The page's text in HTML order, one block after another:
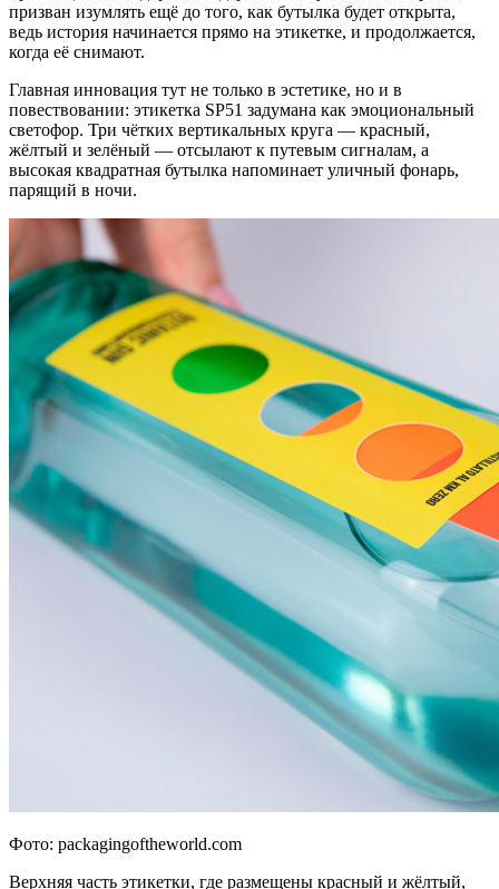
призван изумлять ещё до того, как бутылка будет открыта,
ведь история начинается прямо на этикетке, и продолжается,
когда её снимают.
Главная инновация тут не только в эстетике, но и в
повествовании: этикетка SP51 задумана как эмоциональный
светофор. Три чётких вертикальных круга — красный,
жёлтый и зелёный — отсылают к путевым сигналам, а
высокая квадратная бутылка напоминает уличный фонарь,
парящий в ночи.
Фото: packagingoftheworld.com
Верхняя часть этикетки, где размещены красный и жёлтый,